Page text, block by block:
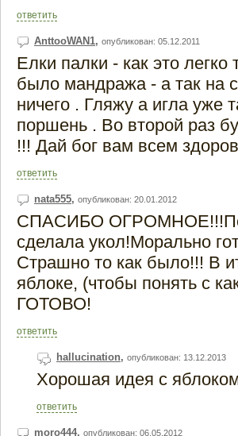
ответить
AnttooWAN1, опубликован: 05.12.2011
Елки палки - как это
было мандража - а так на
ничего . Гляжу а игла уже
поршень . Во второй раз
!!! Дай бог вам всем
ответить
nata555, опубликован: 20.01.2012
СПАСИБО
сделала укол!Морально
Страшно то как было!!! В
яблоке, (чтобы понять с
ГОТОВО!
ответить
hallucination, опубликован: 13.12.2013
Хорошая идея с
ответить
moro444, опубликован: 06.05.2012